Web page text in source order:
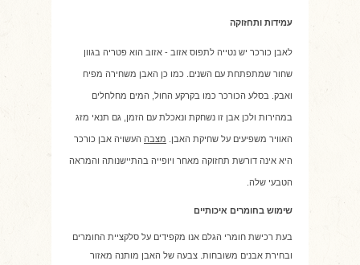
עמידות ותחזוקה
לאבן כורכר יש נטייה לתפוס אזוב - אזוב הוא פטריה בגוון
שחור שמתפתחת עם השנים. כמו כן האבן משחירה מפיח
ואבק. בסלע הכורכר כמו בקרקע החול, המים מחלחלים
במהירות ולכן אבן זו נשחקת ונאכלת עם הזמן, גם תנאי מזג
האוויר משפיעים על שחיקת האבן. מצבה העשויה אבן כורכר
היא אינה דורשת תחזוקה מאחר ויופייה בהתיישנותה והמראה
הטבעי שלה.
שימוש בחומרים איכותיים
בעת רכישת חומרי הגלם אנו מקפידים על סלקציית החומרים
ובחירת אבנים משובחות. צבעה של האבן מותנה מאזור